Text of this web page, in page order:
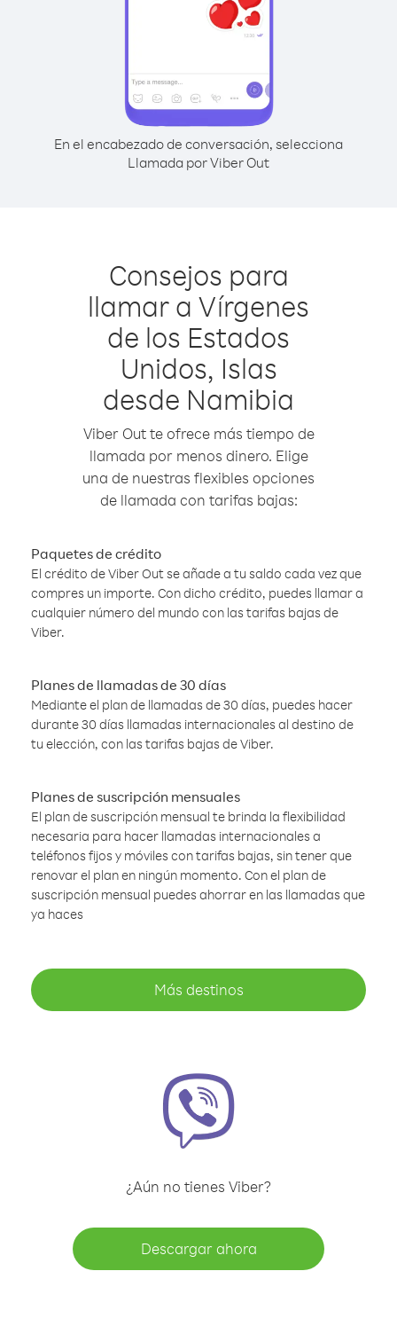
En el encabezado de conversación, selecciona
Llamada por Viber Out
Consejos para
llamar a Vírgenes
de los Estados
Unidos, Islas
desde Namibia
Viber Out te ofrece más tiempo de
llamada por menos dinero. Elige
una de nuestras flexibles opciones
de llamada con tarifas bajas:
Paquetes de crédito
El crédito de Viber Out se añade a tu saldo cada vez que
compres un importe. Con dicho crédito, puedes llamar a
cualquier número del mundo con las tarifas bajas de
Viber.
Planes de llamadas de 30 días
Mediante el plan de llamadas de 30 días, puedes hacer
durante 30 días llamadas internacionales al destino de
tu elección, con las tarifas bajas de Viber.
Planes de suscripción mensuales
El plan de suscripción mensual te brinda la flexibilidad
necesaria para hacer llamadas internacionales a
teléfonos fijos y móviles con tarifas bajas, sin tener que
renovar el plan en ningún momento. Con el plan de
suscripción mensual puedes ahorrar en las llamadas que
ya haces
Más destinos
¿Aún no tienes Viber?
Descargar ahora